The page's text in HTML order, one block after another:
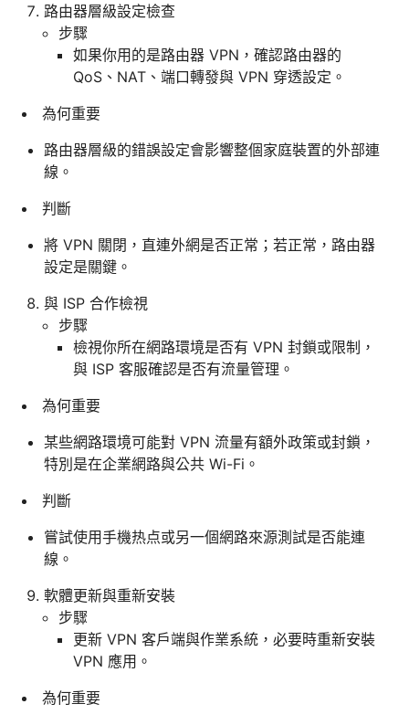
路由器層級設定檢查
步驟
如果你用的是路由器 VPN，確認路由器的
QoS、NAT、端口轉發與 VPN 穿透設定。
為何重要
路由器層級的錯誤設定會影響整個家庭裝置的外部連
線。
判斷
將 VPN 關閉，直連外網是否正常；若正常，路由器
設定是關鍵。
與 ISP 合作檢視
步驟
檢視你所在網路環境是否有 VPN 封鎖或限制，
與 ISP 客服確認是否有流量管理。
為何重要
某些網路環境可能對 VPN 流量有額外政策或封鎖，
特別是在企業網路與公共 Wi-Fi。
判斷
嘗試使用手機热点或另一個網路來源測試是否能連
線。
軟體更新與重新安裝
步驟
更新 VPN 客戶端與作業系統，必要時重新安裝
VPN 應用。
為何重要